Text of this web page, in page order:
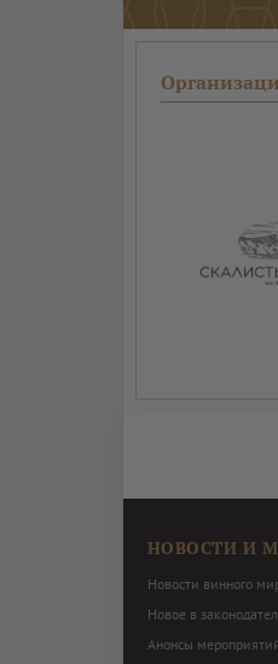
НОВОСТИ И
Новости винного
Новое в
Анонсы